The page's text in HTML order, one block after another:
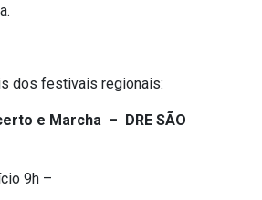
dos festivais regionais:
e Marcha – DRE SÃO
9h –